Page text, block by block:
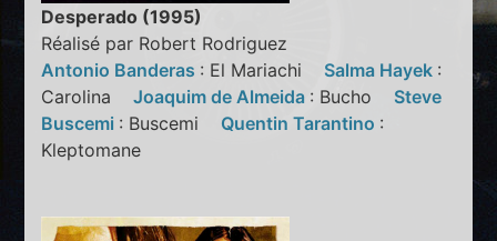
Desperado (1995)
Réalisé par Robert Rodriguez
Antonio Banderas : El Mariachi Salma Hayek :
CarolinaJoaquim de Almeida : Bucho Steve
Buscemi : Buscemi Quentin Tarantino :
Kleptomane